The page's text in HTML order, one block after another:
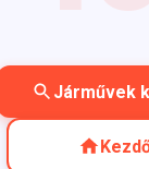
Járművek